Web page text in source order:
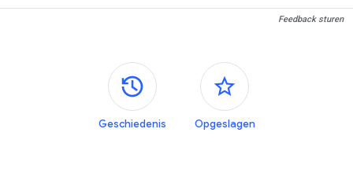
Feedback sturen
Zijvensters
Geschiedenis Opgeslagen